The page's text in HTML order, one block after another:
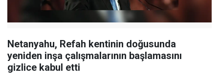
Netanyahu, Refah kentinin doğusunda
yeniden inşa çalışmalarının başlamasını
gizlice kabul etti